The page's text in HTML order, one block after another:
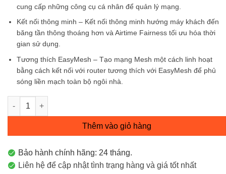
cung cấp những công cụ cá nhân để quản lý mạng.
Kết nối thông minh – Kết nối thông minh hướng máy khách đến
băng tần thông thoáng hơn và Airtime Fairness tối ưu hóa thời
gian sử dụng.
Tương thích EasyMesh – Tạo mạng Mesh một cách linh hoạt
bằng cách kết nối với router tương thích với EasyMesh để phủ
sóng liền mạch toàn bộ ngôi nhà.
Router Wi-Fi MU-MIMO AC1900 Archer C80 số lượng
Thêm vào giỏ hàng
Bảo hành chính hãng: 24 tháng.
Liên hệ để cập nhật tình trạng hàng và giá tốt nhất